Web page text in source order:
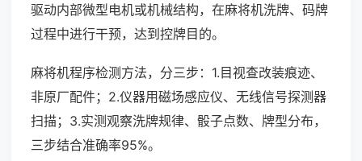
驱动内部微型电机或机械结构，在麻将机洗牌、码牌
过程中进行干预，达到控牌目的。
麻将机程序检测方法，分三步：1.目视查改装痕迹、
非原厂配件；2.仪器用磁场感应仪、无线信号探测器
扫描；3.实测观察洗牌规律、骰子点数、牌型分布，
三步结合准确率95%。